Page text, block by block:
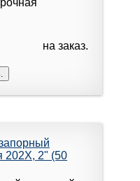
на заказ.
202X, 2" (50